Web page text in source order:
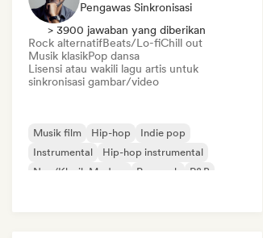
Pengawas Sinkronisasi
> 3900 jawaban yang diberikan
Rock alternatifBeats/Lo-fiChill out
Musik klasikPop dansa
Lisensi atau wakili lagu artis untuk
sinkronisasi gambar/video
Musik film Hip-hop
Indie pop
Instrumental
Hip-hop instrumental
Neo/Klasik Modern
Pop rock R&B